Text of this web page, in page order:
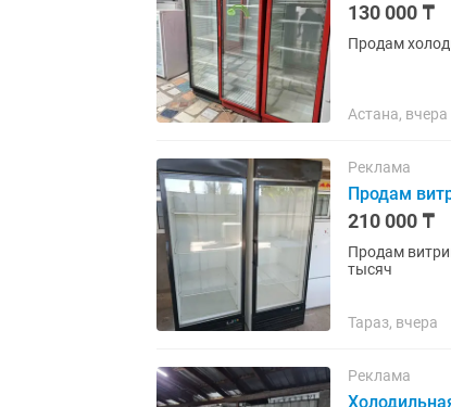
130 000 ₸
Продам
Астана, вчера
Реклама
Продам
210 000 ₸
Продам
тысяч
Тараз, вчера
Реклама